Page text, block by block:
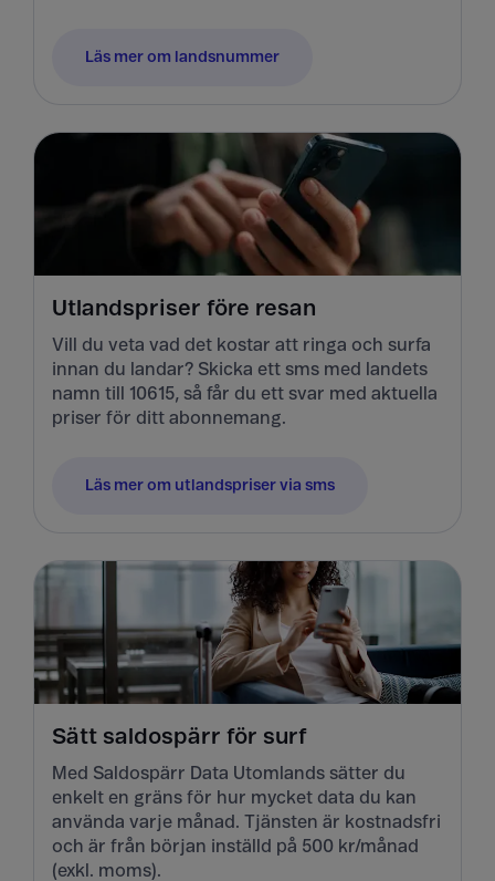
Läs mer om landsnummer
Utlandspriser före resan
Vill du veta vad det kostar att ringa och surfa
innan du landar? Skicka ett sms med landets
namn till 10615, så får du ett svar med aktuella
priser för ditt abonnemang.
Läs mer om utlandspriser via sms
Sätt saldospärr för surf
Med Saldospärr Data Utomlands sätter du
enkelt en gräns för hur mycket data du kan
använda varje månad. Tjänsten är kostnadsfri
och är från början inställd på 500 kr/månad
(exkl. moms).